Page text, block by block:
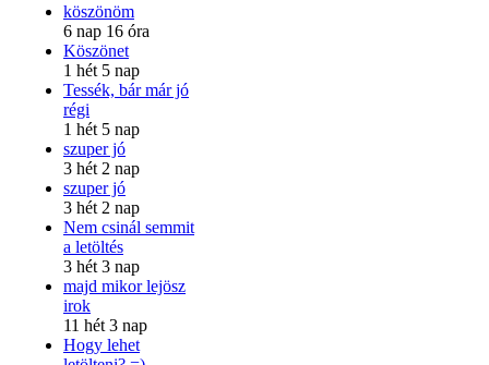
köszönöm
6 nap 16 óra
Köszönet
1 hét 5 nap
Tessék, bár már jó
régi
1 hét 5 nap
szuper jó
3 hét 2 nap
szuper jó
3 hét 2 nap
Nem csinál semmit
a letöltés
3 hét 3 nap
majd mikor lejösz
irok
11 hét 3 nap
Hogy lehet